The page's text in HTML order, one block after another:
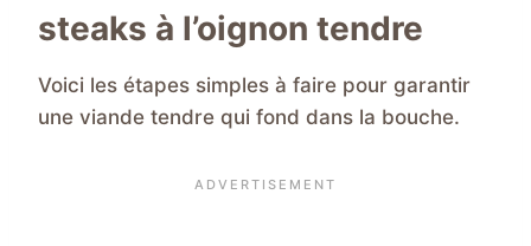
steaks à l’oignon tendre
Voici les étapes simples à faire pour garantir
une viande tendre qui fond dans la bouche.